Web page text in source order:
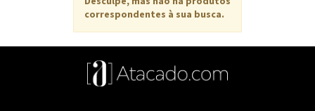
correspondentes à sua busca.